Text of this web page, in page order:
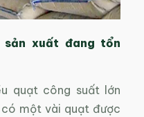
xuất đang tổn
quạt công suất lớn
một vài quạt được